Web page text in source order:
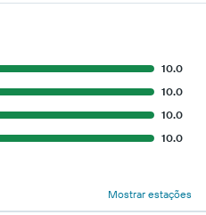
10.0
10.0
10.0
10.0
Mostrar estações